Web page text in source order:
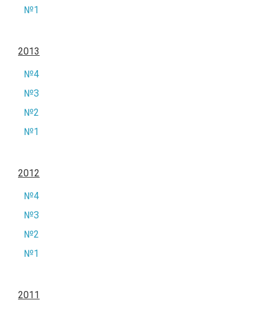
№1
2013
№4
№3
№2
№1
2012
№4
№3
№2
№1
2011